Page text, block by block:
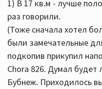
1) В 17 кв.м - лучше
раз говорили.
(Тоже сначала хотел
были замечательные
подкопив прикупил
Chora 826. Думал
Бубнеж. Приходилось